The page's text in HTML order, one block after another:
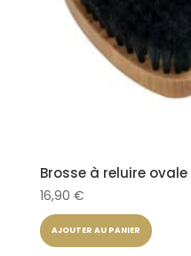
Brosse à reluire ovale
16,90 €
AJOUTER AU PANIER